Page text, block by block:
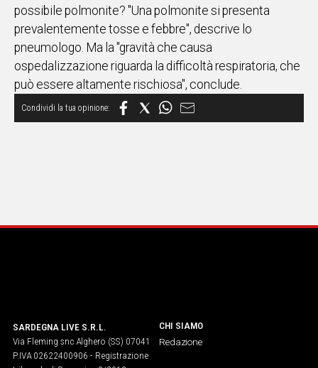
possibile polmonite? "Una polmonite si presenta
prevalentemente tosse e febbre", descrive lo
pneumologo. Ma la "gravità che causa
ospedalizzazione riguarda la difficoltà respiratoria, che
può essere altamente rischiosa", conclude.
SARDEGNA LIVE S.R.L.
Via Fleming snc Alghero (SS) 07041
P.IVA 02622400906 - Registrazione
CHI SIAMO
Redazione